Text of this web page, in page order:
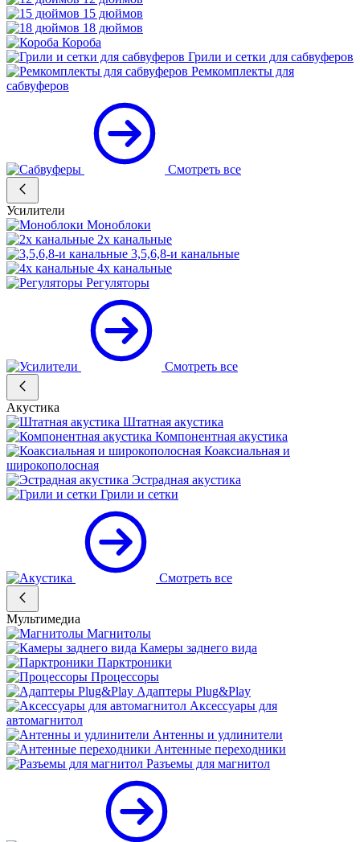
15 дюймов
18 дюймов
Короба
Грили и сетки для сабвуферов
Ремкомплекты для
сабвуферов
Смотреть все
Усилители
Моноблоки
2х канальные
3,5,6,8-и канальные
4х канальные
Регуляторы
Смотреть все
Акустика
Штатная акустика
Компонентная акустика
Коаксиальная и
широкополосная
Эстрадная акустика
Грили и сетки
Смотреть все
Мультимедиа
Магнитолы
Камеры заднего вида
Парктроники
Процессоры
Адаптеры Plug&Play
Аксессуары для
автомагнитол
Антенны и удлинители
Антенные переходники
Разъемы для магнитол